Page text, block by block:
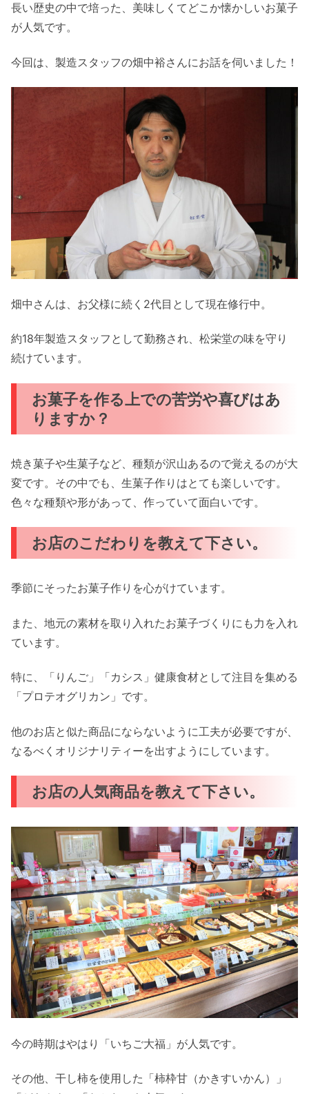
長い歴史の中で培った、美味しくてどこか懐かしいお菓子
が人気です。
今回は、製造スタッフの畑中裕さんにお話を伺いました！
畑中さんは、お父様に続く2代目として現在修行中。
約18年製造スタッフとして勤務され、松栄堂の味を守り
続けています。
お菓子を作る上での苦労や喜びはあ
りますか？
焼き菓子や生菓子など、種類が沢山あるので覚えるのが大
変です。その中でも、生菓子作りはとても楽しいです。
色々な種類や形があって、作っていて面白いです。
お店のこだわりを教えて下さい。
季節にそったお菓子作りを心がけています。
また、地元の素材を取り入れたお菓子づくりにも力を入れ
ています。
特に、「りんご」「カシス」健康食材として注目を集める
「プロテオグリカン」です。
他のお店と似た商品にならないように工夫が必要ですが、
なるべくオリジナリティーを出すようにしています。
お店の人気商品を教えて下さい。
今の時期はやはり「いちご大福」が人気です。
その他、干し柿を使用した「柿枠甘（かきすいかん）」